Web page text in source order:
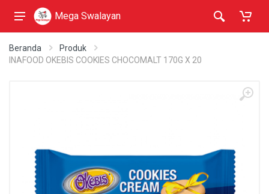
Mega Swalayan
Beranda
Produk
INAFOOD OKEBIS COOKIES CHOCOMALT 170G X 20